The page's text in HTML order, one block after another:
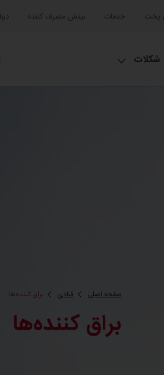
پخت خدمات بینش مصرف کننده
شکلات
صفحه اصلی قنادی براق کننده‌ها
براق کننده‌ها